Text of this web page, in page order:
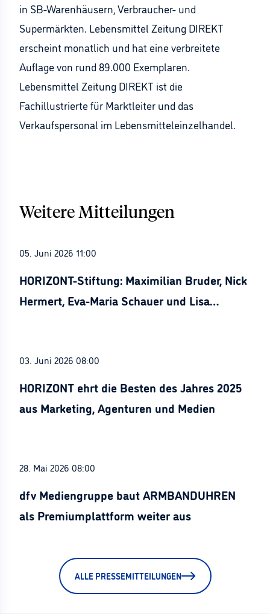
in SB-Warenhäusern, Verbraucher- und
Supermärkten. Lebensmittel Zeitung DIREKT
erscheint monatlich und hat eine verbreitete
Auflage von rund 89.000 Exemplaren.
Lebensmittel Zeitung DIREKT ist die
Fachillustrierte für Marktleiter und das
Verkaufspersonal im Lebensmitteleinzelhandel.
Weitere Mitteilungen
05. Juni 2026 11:00
HORIZONT-Stiftung: Maximilian Bruder, Nick
Hermert, Eva-Maria Schauer und Lisa
03. Juni 2026 08:00
HORIZONT ehrt die Besten des Jahres 2025
aus Marketing, Agenturen und Medien
28. Mai 2026 08:00
dfv Mediengruppe baut ARMBANDUHREN
als Premiumplattform weiter aus
ALLE PRESSEMITTEILUNGEN